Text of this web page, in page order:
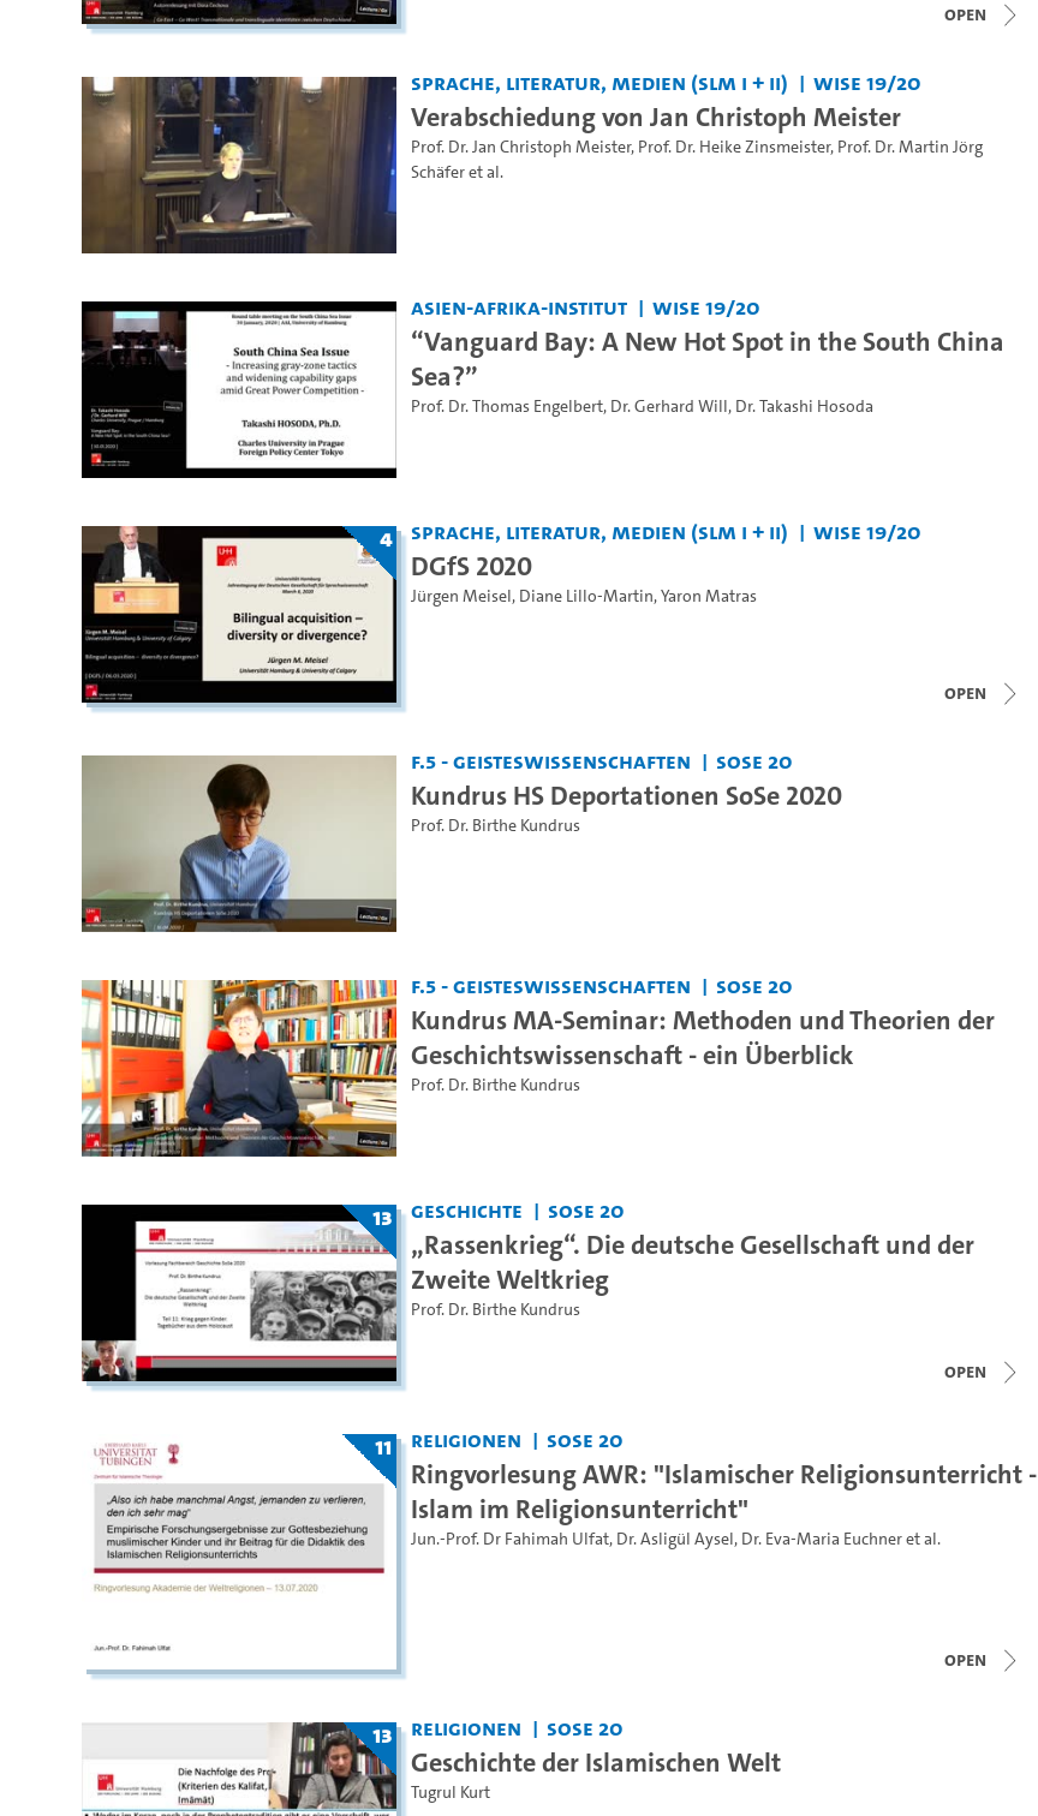
open
Sprache, Literatur, Medien (SLM I + II) WiSe 19/20
Verabschiedung von Jan Christoph Meister
Prof. Dr. Jan Christoph Meister, Prof. Dr. Heike Zinsmeister, Prof. Dr. Martin Jörg
Schäferet al.
Asien-Afrika-Institut WiSe 19/20
“Vanguard Bay: A New Hot Spot in the South China
Sea?”
Prof. Dr. Thomas Engelbert, Dr. Gerhard Will, Dr. Takashi Hosoda
4 Sprache, Literatur, Medien (SLM I + II) WiSe 19/20
DGfS 2020
Jürgen Meisel, Diane Lillo-Martin,Yaron Matras
open
F.5 - Geisteswissenschaften SoSe 20
Kundrus HS Deportationen SoSe 2020
Prof. Dr. Birthe Kundrus
F.5 - Geisteswissenschaften SoSe 20
Kundrus MA-Seminar: Methoden und Theorien der
Geschichtswissenschaft - ein Überblick
Prof. Dr. Birthe Kundrus
13 Geschichte SoSe 20
„Rassenkrieg“. Die deutsche Gesellschaft und der
Zweite Weltkrieg
Prof. Dr. Birthe Kundrus
open
11 Religionen SoSe 20
Ringvorlesung AWR: "Islamischer Religionsunterricht -
Islam im Religionsunterricht"
Jun.-Prof. Dr Fahimah Ulfat, Dr. Asligül Aysel, Dr. Eva-Maria Euchneret al.
open
13 Religionen SoSe 20
Geschichte der Islamischen Welt
Tugrul Kurt